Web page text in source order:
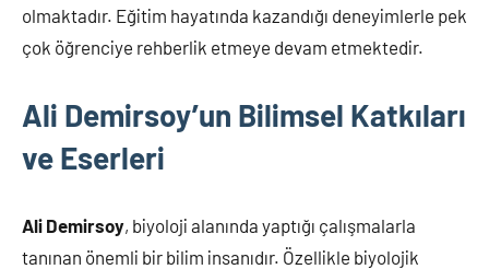
olmaktadır. Eğitim hayatında kazandığı deneyimlerle pek
çok öğrenciye rehberlik etmeye devam etmektedir.
Ali Demirsoy’un Bilimsel Katkıları
ve Eserleri
Ali Demirsoy, biyoloji alanında yaptığı çalışmalarla
tanınan önemli bir bilim insanıdır. Özellikle biyolojik